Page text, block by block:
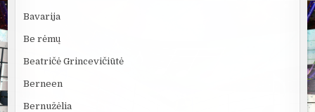
Bavarija
Be rėmų
Beatričė Grincevičiūtė
Berneen
Bernužėlia